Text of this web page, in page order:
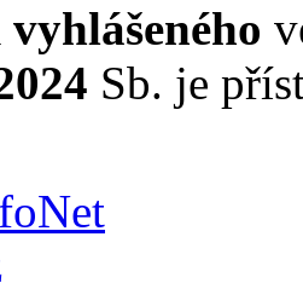
vyhlášeného
Sb. je